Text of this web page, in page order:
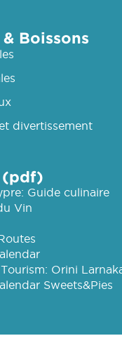
Boissons
divertissement
(pdf)
Guide culinaire
Vin
Orini
Sweets&Pies